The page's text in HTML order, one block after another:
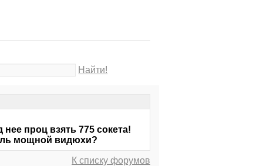
Найти!
проц взять 775 сокета!
мощной видюхи?
К списку форумов